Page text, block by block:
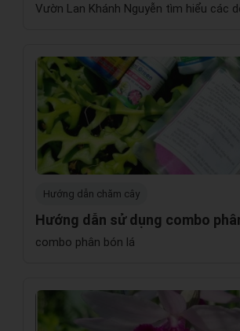
Vườn Lan Khánh Nguyễn tìm hiểu các
Hướng dẫn chăm cây
Hướng dẫn sử dụng combo
combo phân bón lá